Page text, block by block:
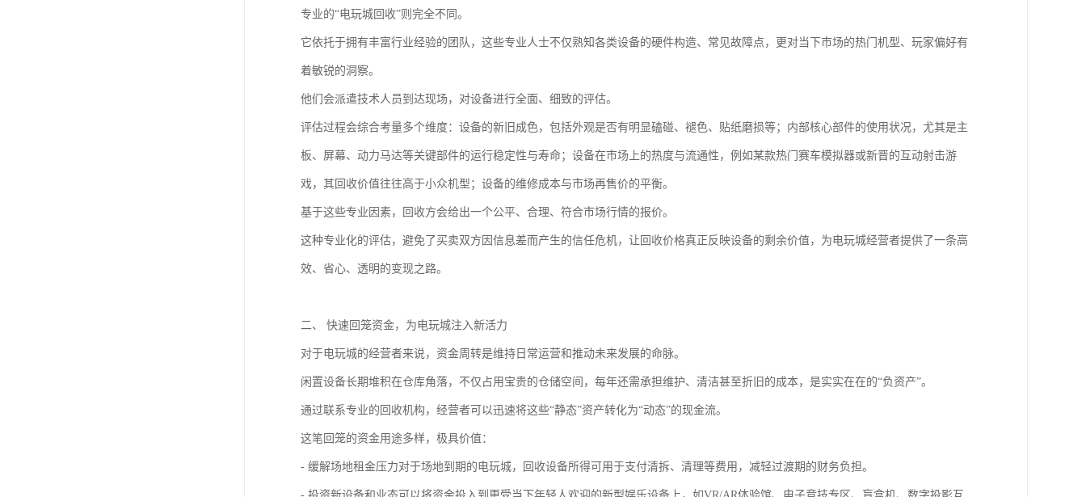
专业的“电玩城回收”则完全不同。
它依托于拥有丰富行业经验的团队，这些专业人士不仅熟知各类设备的硬件构造、常见故障点，更对当下市场的热门机型、玩家偏好有
着敏锐的洞察。
他们会派遣技术人员到达现场，对设备进行全面、细致的评估。
评估过程会综合考量多个维度：设备的新旧成色，包括外观是否有明显磕碰、褪色、贴纸磨损等；内部核心部件的使用状况，尤其是主
板、屏幕、动力马达等关键部件的运行稳定性与寿命；设备在市场上的热度与流通性，例如某款热门赛车模拟器或新晋的互动射击游
戏，其回收价值往往高于小众机型；设备的维修成本与市场再售价的平衡。
基于这些专业因素，回收方会给出一个公平、合理、符合市场行情的报价。
这种专业化的评估，避免了买卖双方因信息差而产生的信任危机，让回收价格真正反映设备的剩余价值，为电玩城经营者提供了一条高
效、省心、透明的变现之路。
二、 快速回笼资金，为电玩城注入新活力
对于电玩城的经营者来说，资金周转是维持日常运营和推动未来发展的命脉。
闲置设备长期堆积在仓库角落，不仅占用宝贵的仓储空间，每年还需承担维护、清洁甚至折旧的成本，是实实在在的“负资产”。
通过联系专业的回收机构，经营者可以迅速将这些“静态”资产转化为“动态”的现金流。
这笔回笼的资金用途多样，极具价值：
- 缓解场地租金压力对于场地到期的电玩城，回收设备所得可用于支付清拆、清理等费用，减轻过渡期的财务负担。